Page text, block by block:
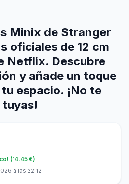
Minix de Stranger
oficiales de 12 cm
Netflix. Descubre
y añade un toque
espacio. ¡No te
tuyas!
(14.45 €)
a las 22:12